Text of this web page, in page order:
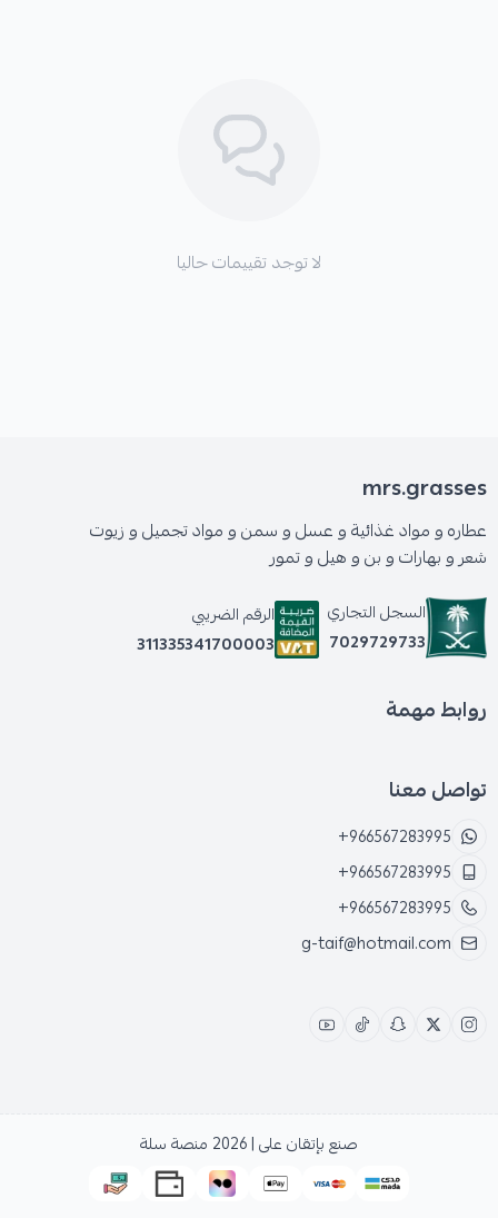
لا توجد تقييمات حاليا
mrs.grasses
عطاره و مواد غذائية و عسل و سمن و مواد تجميل و زيوت
شعر و بهارات و بن و هيل و تمور
السجل التجاري
7029729733
الرقم الضريبي
311335341700003
روابط مهمة
تواصل معنا
+966567283995
+966567283995
+966567283995
g-taif@hotmail.com
صنع بإتقان على | 2026 منصة سلة